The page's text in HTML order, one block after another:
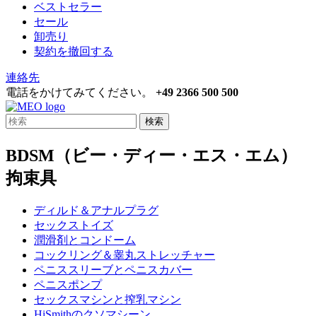
ベストセラー
セール
卸売り
契約を撤回する
連絡先
電話をかけてみてください。 +49 2366 500 500
検索
BDSM（ビー・ディー・エス・エム）
拘束具
ディルド＆アナルプラグ
セックストイズ
潤滑剤とコンドーム
コックリング＆睾丸ストレッチャー
ペニススリーブとペニスカバー
ペニスポンプ
セックスマシンと搾乳マシン